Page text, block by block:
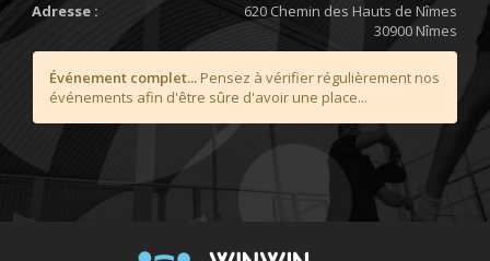
Adresse :
620 Chemin des Hauts de Nîmes
30900 Nîmes
Événement complet... Pensez à vérifier régulièrement nos
événements afin d'être sûre d'avoir une place...